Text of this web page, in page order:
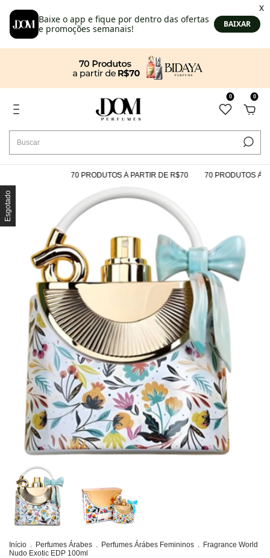
0 0
70 PRODUTOS À PARTIR DE R$70 70 PRODUTOS À
Esgotado
Início Perfumes Árabes Perfumes Árábes Femininos
Fragrance World
Nudo Exotic EDP 100ml